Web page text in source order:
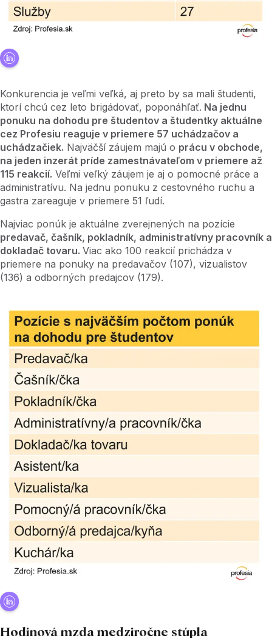
Konkurencia je veľmi veľká, aj preto by sa mali študenti,
ktorí chcú cez leto brigádovať, poponáhľať. Na jednu
ponuku na dohodu pre študentov a študentky aktuálne
cez Profesiu reaguje v priemere 57 uchádzačov a
uchádzačiek. Najväčší záujem majú o prácu v obchode,
na jeden inzerát príde zamestnávateľom v priemere až
115 reakcií. Veľmi veľký záujem je aj o pomocné práce a
administratívu. Na jednu ponuku z cestovného ruchu a
gastra zareaguje v priemere 51 ľudí.
Najviac ponúk je aktuálne zverejnených na pozície
predavač, čašník, pokladník, administratívny pracovník a
dokladač tovaru. Viac ako 100 reakcií prichádza v
priemere na ponuky na predavačov (107), vizualistov
(136) a odborných predajcov (179).
Hodinová mzda medziročne stúpla